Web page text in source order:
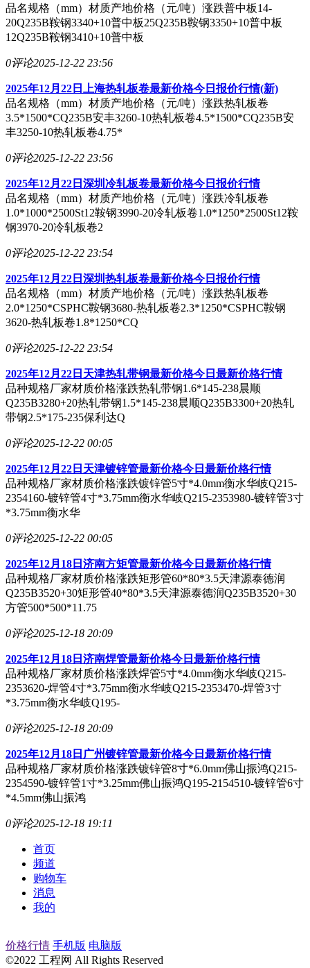
品名规格（mm）材质产地价格（元/吨）涨跌普中板14-
20Q235B鞍钢3340+10普中板25Q235B鞍钢3350+10普中板
12Q235B鞍钢3410+10普中板
0评论2025-12-22 23:56
2025年12月22日上海热轧板卷最新价格今日报价行情(新)
品名规格（mm）材质产地价格（元/吨）涨跌热轧板卷
3.5*1500*CQ235B安丰3260-10热轧板卷4.5*1500*CQ235B安
丰3250-10热轧板卷4.75*
0评论2025-12-22 23:56
2025年12月22日深圳冷轧板卷最新价格今日报价行情
品名规格（mm）材质产地价格（元/吨）涨跌冷轧板卷
1.0*1000*2500St12鞍钢3990-20冷轧板卷1.0*1250*2500St12鞍
钢3970-20冷轧板卷2
0评论2025-12-22 23:54
2025年12月22日深圳热轧板卷最新价格今日报价行情
品名规格（mm）材质产地价格（元/吨）涨跌热轧板卷
2.0*1250*CSPHC鞍钢3680-热轧板卷2.3*1250*CSPHC鞍钢
3620-热轧板卷1.8*1250*CQ
0评论2025-12-22 23:54
2025年12月22日天津热轧带钢最新价格今日最新价格行情
品种规格厂家材质价格涨跌热轧带钢1.6*145-238晨顺
Q235B3280+20热轧带钢1.5*145-238晨顺Q235B3300+20热轧
带钢2.5*175-235保利达Q
0评论2025-12-22 00:05
2025年12月22日天津镀锌管最新价格今日最新价格行情
品种规格厂家材质价格涨跌镀锌管5寸*4.0mm衡水华岐Q215-
2354160-镀锌管4寸*3.75mm衡水华岐Q215-2353980-镀锌管3寸
*3.75mm衡水华
0评论2025-12-22 00:05
2025年12月18日济南方矩管最新价格今日最新价格行情
品种规格厂家材质价格涨跌矩形管60*80*3.5天津源泰德润
Q235B3520+30矩形管40*80*3.5天津源泰德润Q235B3520+30
方管500*500*11.75
0评论2025-12-18 20:09
2025年12月18日济南焊管最新价格今日最新价格行情
品种规格厂家材质价格涨跌焊管5寸*4.0mm衡水华岐Q215-
2353620-焊管4寸*3.75mm衡水华岐Q215-2353470-焊管3寸
*3.75mm衡水华岐Q195-
0评论2025-12-18 20:09
2025年12月18日广州镀锌管最新价格今日最新价格行情
品种规格厂家材质价格涨跌镀锌管8寸*6.0mm佛山振鸿Q215-
2354590-镀锌管1寸*3.25mm佛山振鸿Q195-2154510-镀锌管6寸
*4.5mm佛山振鸿
0评论2025-12-18 19:11
首页
频道
购物车
消息
我的
价格行情 手机版 电脑版
©2022 工程网 All Rights Reserved